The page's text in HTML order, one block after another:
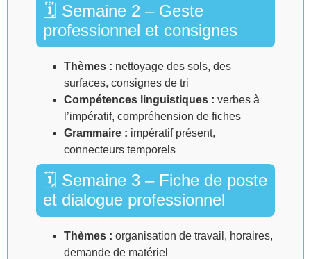
🗓 Semaine 2 – Geste
professionnel et consignes
Thèmes : nettoyage des sols, des
surfaces, consignes de tri
Compétences linguistiques : verbes à
l’impératif, compréhension de fiches
Grammaire : impératif présent,
connecteurs temporels
🗓 Semaine 3 – Fiche de poste
et dialogue professionnel
Thèmes : organisation de travail, horaires,
demande de matériel